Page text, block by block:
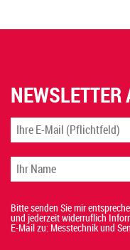
Bitte senden Sie mir
und jederzeit widerruflich
E-Mail zu: Messtechnik und